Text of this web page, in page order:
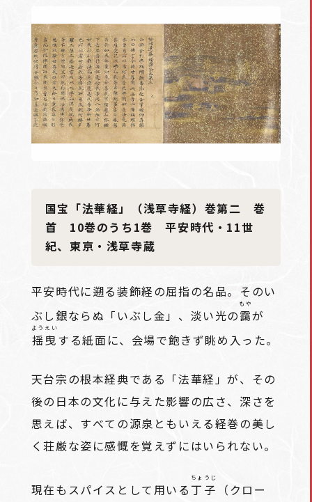
国宝「法華経」（浅草寺経）巻第二 巻
首 10巻のうち1巻 平安時代・11世
紀、東京・浅草寺蔵
平安時代に遡る装飾経の屈指の名品。そのい
ぶし銀ならぬ「いぶし金」、淡い光の靄
もや
が
揺曳
ようえい
する紙面に、会場で飽きず眺め入った。
天台宗の根本経典である「法華経」が、その
後の日本の文化に与えた影響の広さ、深さを
思えば、すべての源泉ともいえる経巻の美し
く荘厳な姿に感慨を覚えずにはいられない。
現在もスパイスとして用いる 丁子
ちょうじ
（クロー